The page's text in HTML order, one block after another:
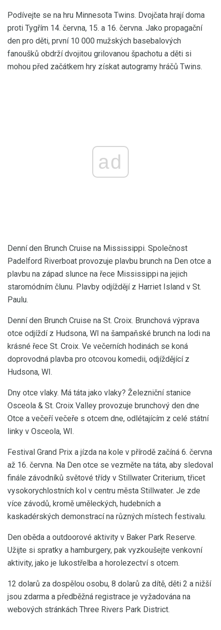
Podívejte se na hru Minnesota Twins. Dvojčata hrají doma
proti Tygřím 14. června, 15. a 16. června. Jako propagační
den pro děti, první 10 000 mužských basebalových
fanoušků obdrží dvojitou grilovanou špachotu a děti si
mohou před začátkem hry získat autogramy hráčů Twins.
ad
Denní den Brunch Cruise na Mississippi. Společnost
Padelford Riverboat provozuje plavbu brunch na Den otce a
plavbu na západ slunce na řece Mississippi na jejich
staromódním člunu. Plavby odjíždějí z Harriet Island v St.
Paulu.
Denní den Brunch Cruise na St. Croix. Brunchová výprava
otce odjíždí z Hudsona, WI na šampaňské brunch na lodi na
krásné řece St. Croix. Ve večerních hodinách se koná
doprovodná plavba pro otcovou komedii, odjíždějící z
Hudsona, WI.
Dny otce vlaky. Má táta jako vlaky? Železniční stanice
Osceola & St. Croix Valley provozuje brunchový den dne
Otce a večeří večeře s otcem dne, odlétajícím z celé státní
linky v Osceola, WI.
Festival Grand Prix a jízda na kole v přírodě začíná 6. června
až 16. června. Na Den otce se vezměte na táta, aby sledoval
finále závodníků světové třídy v Stillwater Criterium, třicet
vysokorychlostních kol v centru města Stillwater. Je zde
více závodů, kromě uměleckých, hudebních a
kaskadérských demonstrací na různých místech festivalu.
Den oběda a outdoorové aktivity v Baker Park Reserve.
Užijte si spratky a hamburgery, pak vyzkoušejte venkovní
aktivity, jako je lukostřelba a horolezectví s otcem.
12 dolarů za dospělou osobu, 8 dolarů za dítě, děti 2 a nižší
jsou zdarma a předběžná registrace je vyžadována na
webových stránkách Three Rivers Park District.